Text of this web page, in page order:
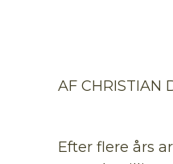
AF CHRISTIAN
Efter flere års